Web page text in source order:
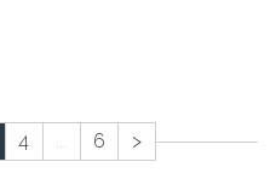
4 ... 6 >